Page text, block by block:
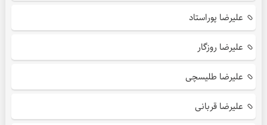
علیرضا پوراستاد
علیرضا روزگار
علیرضا طلیسچی
علیرضا قربانی